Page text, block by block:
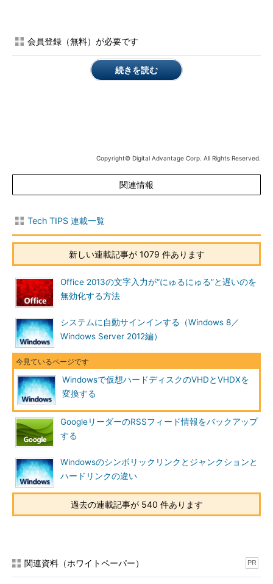
場合も、［コントロール パネル］－［プログラムと機能］の
2012の場合は「役割と機能の追加」）で、事前にHyper-Vとその
管理ツール機能をインストールしておく必要がある。この際、
PC上のVHDファイルを変換することは可能）。
Hyper-Vマネージャを起動し、［操作］ペインの「サーバーに
接続」をクリックし、Hyper-Vサーバ（通常はローカルPC）に接
続する。［操作］ペインに操作メニューが表示されるので、ここ
から［ディスクの編集］をクリックする。
Hyper-Vマネージャの画面
Hyper-Vマネージャを起動し、Hyper-Vサーバに接続してか
ら、［操作］ペインの［ディスクの編集］をクリックする。
（1）［ディスクの編集］をクリックする。 →
［仮想ハードディスクの編集ウィザード］が開くので、変換し
たいVHDファイルを選択、［操作の選択］画面で「変換」を、次
の［ディスクフォーマットの選択］画面で「VHDX」を選択する
［Ａ］
会員登録（無料）が必要です
続きを読む
Copyright© Digital Advantage Corp. All Rights Reserved.
関連情報
Tech TIPS 連載一覧
新しい連載記事が 1079 件あります
Office 2013の文字入力が“にゅるにゅる”と遅いのを
無効化する方法
システムに自動サインインする（Windows 8／
Windows Server 2012編）
Windowsで仮想ハードディスクのVHDとVHDXを
変換する
GoogleリーダーのRSSフィード情報をバックアップ
する
Windowsのシンボリックリンクとジャンクションと
ハードリンクの違い
過去の連載記事が 540 件あります
関連資料（ホワイトペーパー） PR